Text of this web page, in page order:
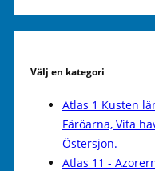
Välj en kategori
Atlas 1 Kusten
Färöarna, Vita
Östersjön.
Atlas 11 -